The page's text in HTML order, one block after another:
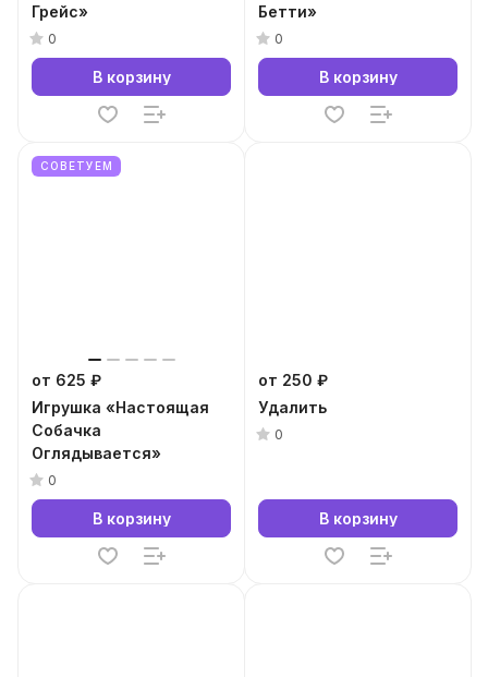
Грейс»
0
В корзину
Бетти»
0
В корзину
СОВЕТУЕМ
от 625 ₽
Игрушка «Настоящая
Собачка
Оглядывается»
0
В корзину
от 250 ₽
Удалить
0
В корзину